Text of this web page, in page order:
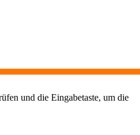
und die Eingabetaste, um die